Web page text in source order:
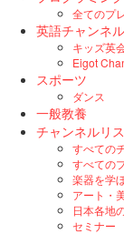
全てのプ
英語チャンネル
キッズ英
Eigot
スポーツ
ダンス
一般教養
チャンネルリ
すべての
すべての
楽器を学
アート・
日本各地
セミナー